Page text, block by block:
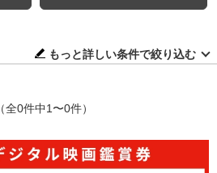
もっと詳しい条件で絞り込む
（全0件中1〜0件）